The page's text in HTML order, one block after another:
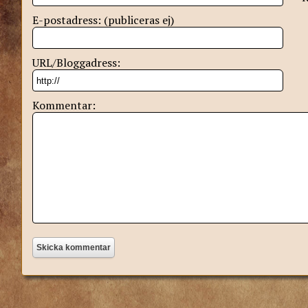
E-postadress: (publiceras ej)
URL/Bloggadress:
Kommentar: